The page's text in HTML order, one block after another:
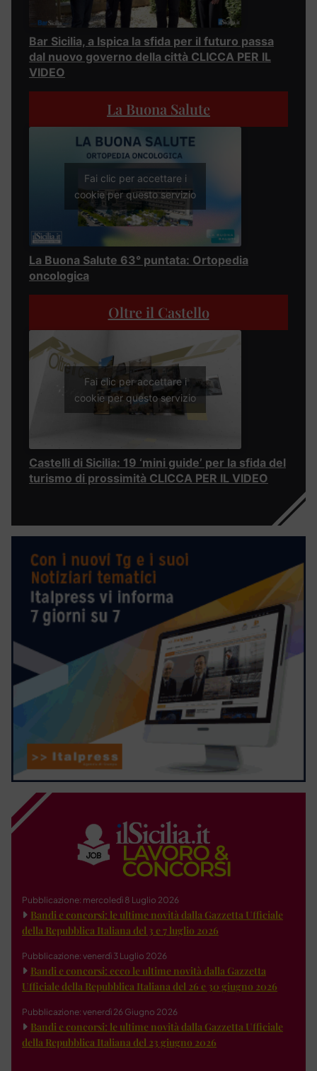
Bar Sicilia, a Ispica la sfida per il futuro passa
dal nuovo governo della città CLICCA PER IL
VIDEO
La Buona Salute
Fai clic per accettare i
cookie per questo servizio
La Buona Salute 63° puntata: Ortopedia
oncologica
Oltre il Castello
Fai clic per accettare i
cookie per questo servizio
Castelli di Sicilia: 19 ‘mini guide’ per la sfida del
turismo di prossimità CLICCA PER IL VIDEO
Pubblicazione: mercoledì 8 Luglio 2026
Bandi e concorsi: le ultime novità dalla Gazzetta Ufficiale
della Repubblica Italiana del 3 e 7 luglio 2026
Pubblicazione: venerdì 3 Luglio 2026
Bandi e concorsi: ecco le ultime novità dalla Gazzetta
Ufficiale della Repubblica Italiana del 26 e 30 giugno 2026
Pubblicazione: venerdì 26 Giugno 2026
Bandi e concorsi: le ultime novità dalla Gazzetta Ufficiale
della Repubblica Italiana del 23 giugno 2026